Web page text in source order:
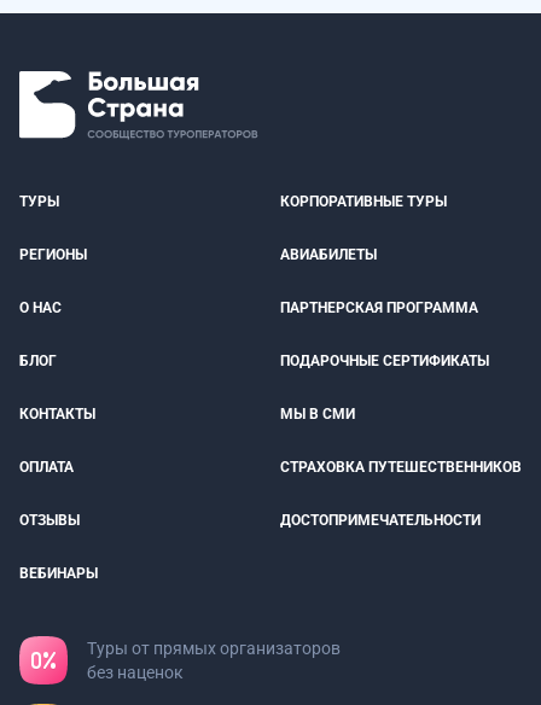
ТУРЫ КОРПОРАТИВНЫЕ ТУРЫ
РЕГИОНЫ АВИАБИЛЕТЫ
О НАС ПАРТНЕРСКАЯ ПРОГРАММА
БЛОГ ПОДАРОЧНЫЕ СЕРТИФИКАТЫ
КОНТАКТЫ МЫ В СМИ
ОПЛАТА СТРАХОВКА ПУТЕШЕСТВЕННИКОВ
ОТЗЫВЫ ДОСТОПРИМЕЧАТЕЛЬНОСТИ
ВЕБИНАРЫ
Туры от прямых организаторов
без наценок